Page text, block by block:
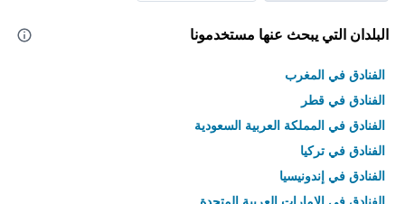
البلدان التي يبحث عنها مستخدمونا
الفنادق في المغرب
الفنادق في قطر
الفنادق في المملكة العربية السعودية
الفنادق في تركيا
الفنادق في إندونيسيا
الفنادق في الامارات العربية المتحدة